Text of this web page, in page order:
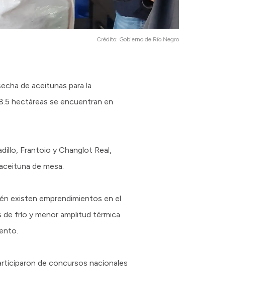
Crédito: Gobierno de Río Negro
de aceitunas para la
hectáreas se encuentran en
Frantoio y Changlot Real,
de mesa.
existen emprendimientos en el
frío y menor amplitud térmica
de concursos nacionales